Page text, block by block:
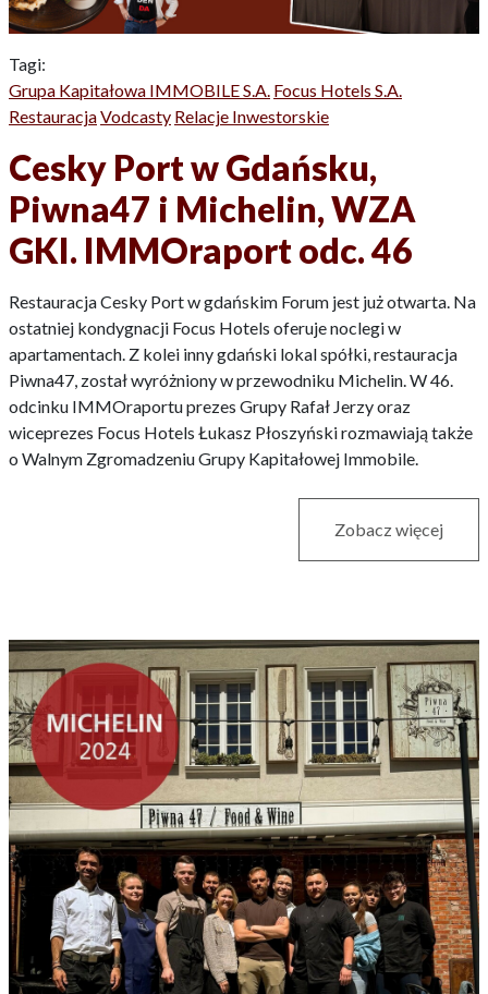
Tagi:
Grupa Kapitałowa IMMOBILE S.A. Focus Hotels S.A.
RestauracjaVodcasty Relacje Inwestorskie
Cesky Port w Gdańsku,
Piwna47 i Michelin, WZA
GKI. IMMOraport odc. 46
Restauracja Cesky Port w gdańskim Forum jest już otwarta. Na
ostatniej kondygnacji Focus Hotels oferuje noclegi w
apartamentach. Z kolei inny gdański lokal spółki, restauracja
Piwna47, został wyróżniony w przewodniku Michelin. W 46.
odcinku IMMOraportu prezes Grupy Rafał Jerzy oraz
wiceprezes Focus Hotels Łukasz Płoszyński rozmawiają także
o Walnym Zgromadzeniu Grupy Kapitałowej Immobile.
Zobacz więcej